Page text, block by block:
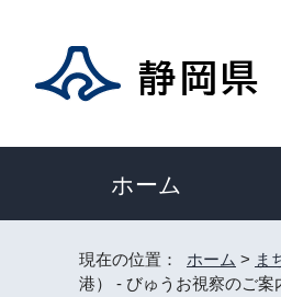
ホーム
現在の位置： ホーム > ま
港） - びゅうお視察のご案